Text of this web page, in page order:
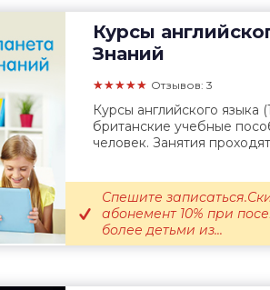
Курсы
Знаний
★★★★★ Отзывов: 3
Курсы английского языка
британские учебные
человек. Занятия
Спешите
абонемент 10% при
более детьми из...